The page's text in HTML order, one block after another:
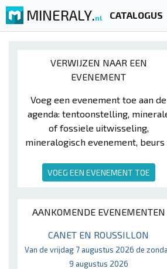
MINERALY.nl CATALOGUS
VERWIJZEN NAAR EEN
EVENEMENT
Voeg een evenement toe aan de
agenda: tentoonstelling,
of fossiele uitwisseling,
mineralogisch evenement, beurs
VOEG EEN EVENEMENT TOE
AANKOMENDE EVENEMENTEN
CANET EN ROUSSILLON
Van de vrijdag 7 augustus 2026 de
9 augustus 2026